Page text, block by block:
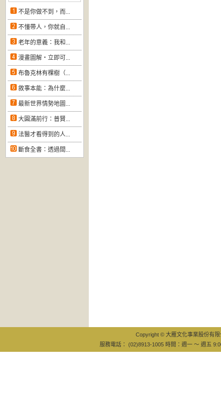
不是你做不到，而...
不懂帶人，你就自...
老年的意義：我和...
漫畫圖解‧立即可...
布魯克林有棵樹（...
敘事本能：為什麼...
最新世界情勢地圖...
大圓滿前行：普賢...
法醫才看得到的人...
斷食全書：透過間...
Copyright © 大雁文化事業股份有
服務電話： (02)8913-1005 時間：週一 ～ 週五